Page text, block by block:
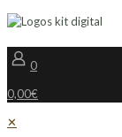
0
0,00€
✕